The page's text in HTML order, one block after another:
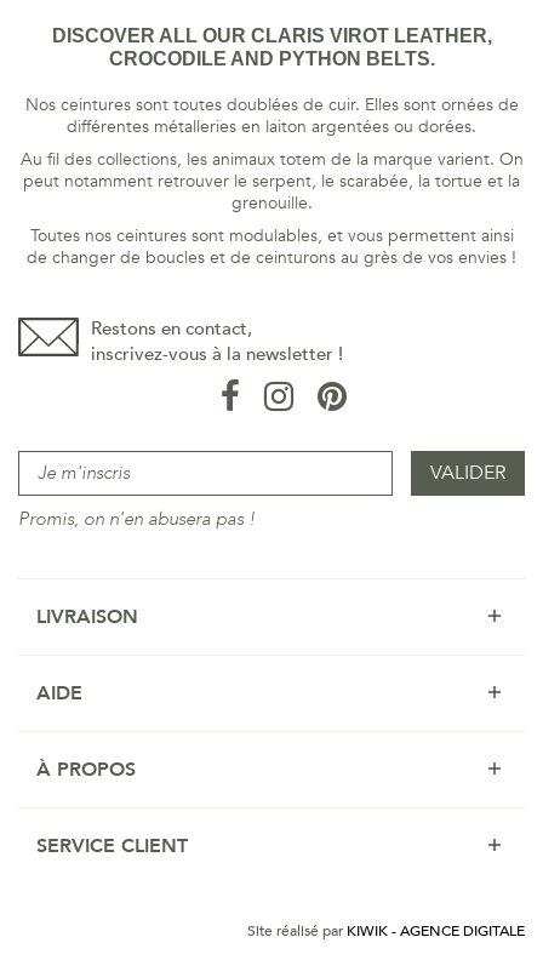
DISCOVER ALL OUR CLARIS VIROT LEATHER,
CROCODILE AND PYTHON BELTS.
Nos ceintures sont toutes doublées de cuir. Elles sont ornées de
différentes métalleries en laiton argentées ou dorées.
Au fil des collections, les animaux totem de la marque varient. On
peut notamment retrouver le serpent, le scarabée, la tortue et la
grenouille.
Toutes nos ceintures sont modulables, et vous permettent ainsi
de changer de boucles et de ceinturons au grès de vos envies !
Restons en contact,
inscrivez-vous à la newsletter !
Promis, on n'en abusera pas !
LIVRAISON
AIDE
À PROPOS
SERVICE CLIENT
Site réalisé par KIWIK - AGENCE DIGITALE